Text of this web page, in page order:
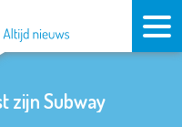
zijn Subway